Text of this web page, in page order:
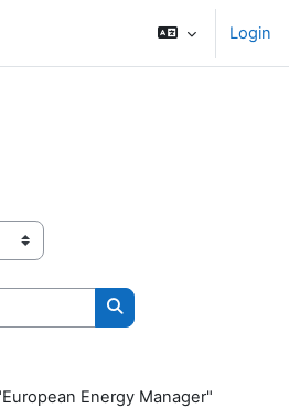
Login
Kërko kurse
Energy Manager"